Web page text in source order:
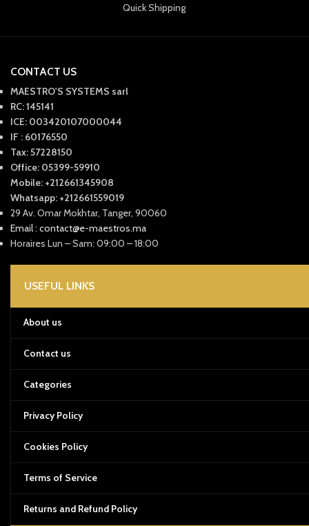
Quick Shipping
CONTACT US
MAESTRO'S SYSTEMS sarl
RC: 145141
ICE: 003420107000044
IF : 60176550
Tax: 57228150
Office: 05399-59910
Mobile: +212661345908
Whatsapp: +212661559019
29 Av. Omar Mokhtar, Tanger, 90060
Email : contact@e-maestros.ma
Horaires Lun – Sam: 09:00 – 18:00
USEFUL LINKS
About us
Contact us
Categories
Privacy Policy
Cookies Policy
Terms of Service
Returns and Refund Policy